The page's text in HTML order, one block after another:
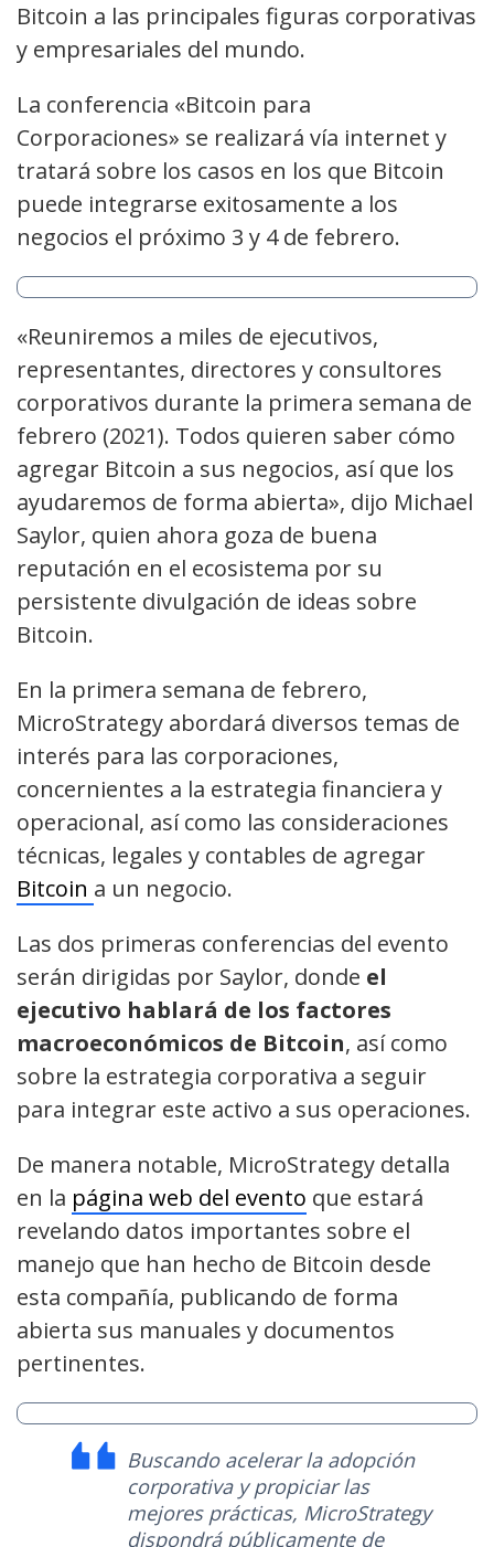
Bitcoin a las principales figuras corporativas
y empresariales del mundo.
La conferencia «Bitcoin para
Corporaciones» se realizará vía internet y
tratará sobre los casos en los que Bitcoin
puede integrarse exitosamente a los
negocios el próximo 3 y 4 de febrero.
«Reuniremos a miles de ejecutivos,
representantes, directores y consultores
corporativos durante la primera semana de
febrero (2021). Todos quieren saber cómo
agregar Bitcoin a sus negocios, así que los
ayudaremos de forma abierta», dijo Michael
Saylor, quien ahora goza de buena
reputación en el ecosistema por su
persistente divulgación de ideas sobre
Bitcoin.
En la primera semana de febrero,
MicroStrategy abordará diversos temas de
interés para las corporaciones,
concernientes a la estrategia financiera y
operacional, así como las consideraciones
técnicas, legales y contables de agregar
Bitcoin a un negocio.
Las dos primeras conferencias del evento
serán dirigidas por Saylor, donde el
ejecutivo hablará de los factores
macroeconómicos de Bitcoin, así como
sobre la estrategia corporativa a seguir
para integrar este activo a sus operaciones.
De manera notable, MicroStrategy detalla
en la página web del evento que estará
revelando datos importantes sobre el
manejo que han hecho de Bitcoin desde
esta compañía, publicando de forma
abierta sus manuales y documentos
pertinentes.
Buscando acelerar la adopción
corporativa y propiciar las
mejores prácticas, MicroStrategy
dispondrá públicamente de